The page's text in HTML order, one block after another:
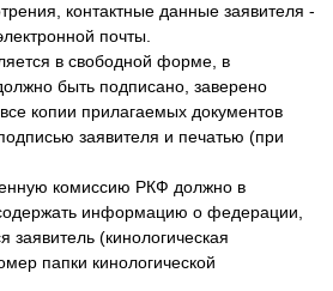
контактные данные заявителя -
почты.
в свободной форме, в
быть подписано, заверено
копии прилагаемых документов
заявителя и печатью (при
комиссию РКФ должно в
информацию о федерации,
заявитель (кинологическая
папки кинологической